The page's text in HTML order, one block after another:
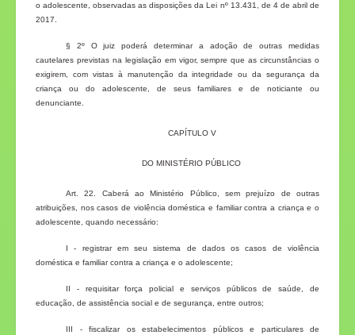
o adolescente, observadas as disposições da Lei nº 13.431, de 4 de abril de
2017.
§ 2º O juiz poderá determinar a adoção de outras medidas
cautelares previstas na legislação em vigor, sempre que as circunstâncias o
exigirem, com vistas à manutenção da integridade ou da segurança da
criança ou do adolescente, de seus familiares e de noticiante ou
denunciante.
CAPÍTULO V
DO MINISTÉRIO PÚBLICO
Art. 22. Caberá ao Ministério Público, sem prejuízo de outras
atribuições, nos casos de violência doméstica e familiar contra a criança e o
adolescente, quando necessário:
I - registrar em seu sistema de dados os casos de violência
doméstica e familiar contra a criança e o adolescente;
II - requisitar força policial e serviços públicos de saúde, de
educação, de assistência social e de segurança, entre outros;
III - fiscalizar os estabelecimentos públicos e particulares de